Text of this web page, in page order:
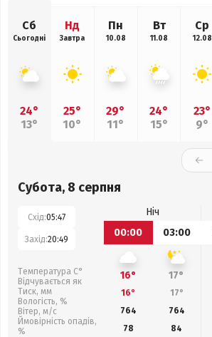
Сб
Сьогодні
24°
13°
Нд
Завтра
25°
10°
Пн
10.08
29°
11°
Вт
11.08
24°
15°
Ср
12.08
23°
9°
Субота, 8 серпня
Схід:05:47
Захід:20:49
Температура С°
Відчувається як
Тиск, мм
Вологість, %
Вітер, м/с
Ймовірність опадів,
%
Ніч
00:00
03:00
16° 17°
16° 17°
764
764
78
84